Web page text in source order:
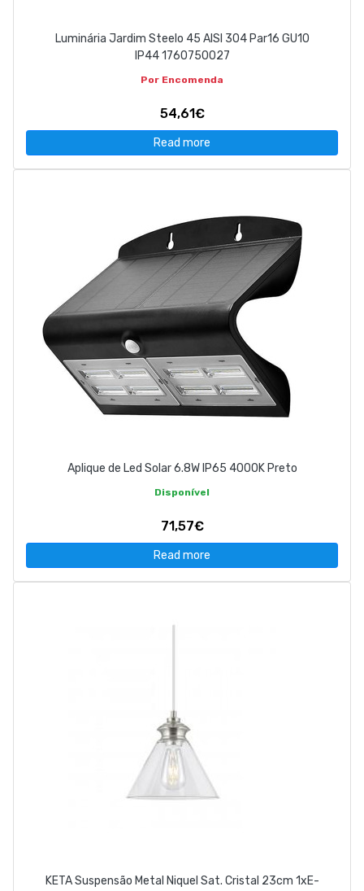
Luminária Jardim Steelo 45 AISI 304 Par16 GU10
IP44 1760750027
Por Encomenda
54,61€
Read more
Aplique de Led Solar 6.8W IP65 4000K Preto
Disponível
71,57€
Read more
KETA Suspensão Metal Niquel Sat. Cristal 23cm 1xE-